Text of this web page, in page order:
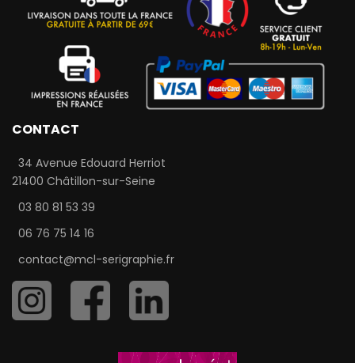
CONTACT
34 Avenue Edouard Herriot
21400 Châtillon-sur-Seine
03 80 81 53 39
06 76 75 14 16
contact@mcl-serigraphie.fr